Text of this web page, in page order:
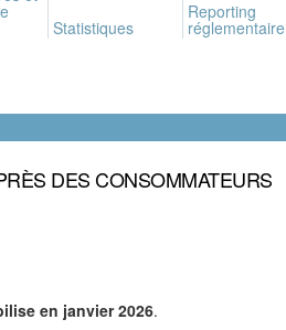
Statistiques
Reporting
réglementaire
DES CONSOMMATEURS
en janvier 2026.